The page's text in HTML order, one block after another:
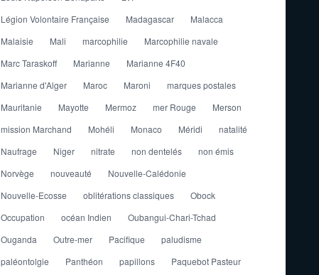
Légion Volontaire Française
Madagascar
Malacca
Malaisie
Mali marcophilie
Marcophilie navale
Marc Taraskoff
Marianne
Marianne 4F40
Marianne d'Alger
Maroc Maroni
marques postales
Mauritanie
Mayotte Mermoz mer Rouge
Merson
mission Marchand
Mohéli Monaco Méridi
natalité
Naufrage
Niger nitrate non dentelés
non émis
Norvège
nouveauté
Nouvelle-Calédonie
Nouvelle-Ecosse
oblitérations classiques
Obock
Occupation
océan Indien
Oubangui-Chari-Tchad
Ouganda
Outre-mer Pacifique
paludisme
paléontolgie
Panthéon papillons
Paquebot Pasteur